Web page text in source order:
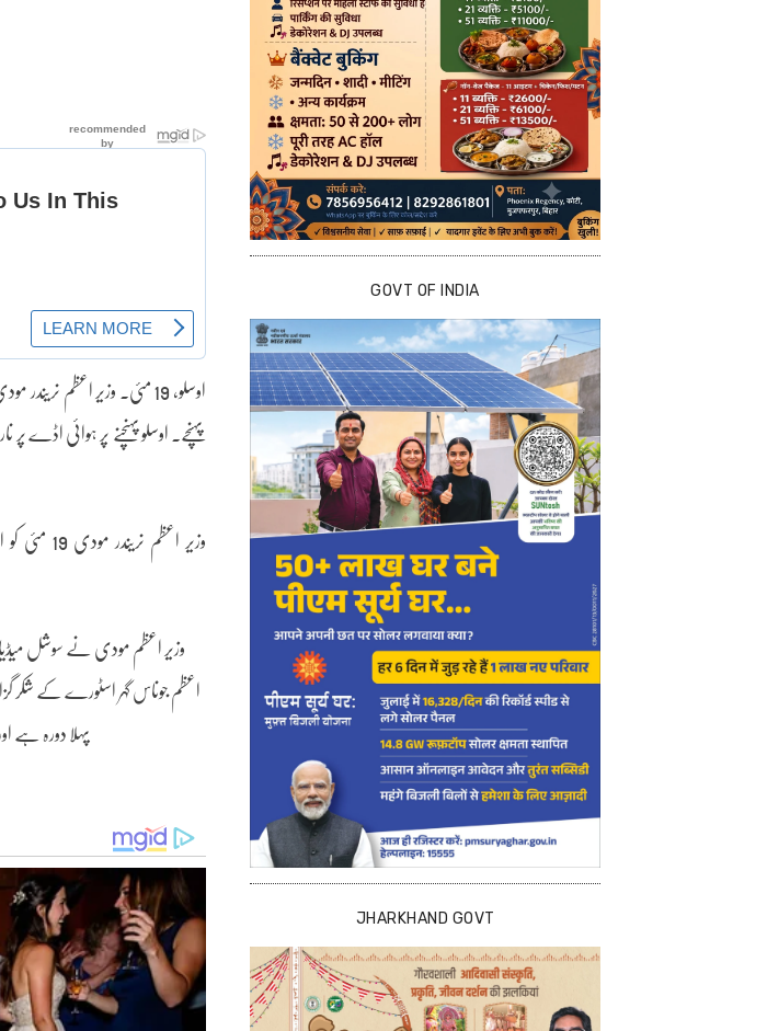
اوسلو، 19 مئی۔ وزیر
پہنچے۔ اوسلو پہنچنے پر ہوائی
وزیر
وزیر اعظم مودی نے سوشل
اعظم جوناس گہر اسٹورے کے شکر
پہلا دورہ
GOVT OF INDIA
JHARKHAND GOVT